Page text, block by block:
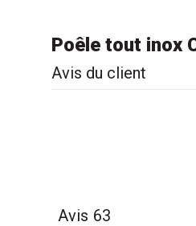
Poêle tout inox
Avis du client
Avis 63